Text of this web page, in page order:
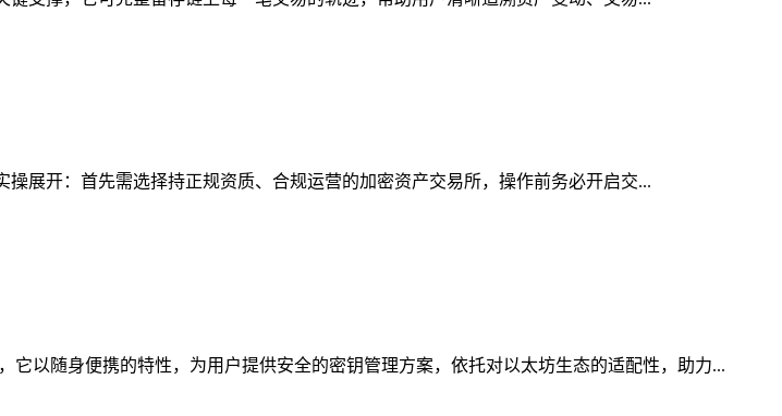
展开：首先需选择持正规资质、合规运营的加密资产交易所，操作前务必开启交...
以随身便携的特性，为用户提供安全的密钥管理方案，依托对以太坊生态的适配性，助力...